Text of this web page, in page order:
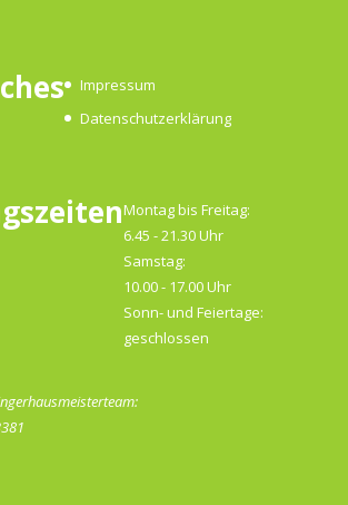
Impressum
Datenschutzerklärung
Montag bis Freitag:
6.45 - 21.30 Uhr
Samstag:
10.00 - 17.00 Uhr
Sonn- und Feiertage:
geschlossen